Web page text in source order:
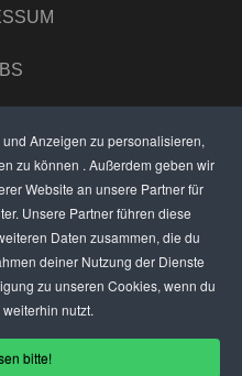
Anzeigen zu personalisieren,
zu können . Außerdem geben wir
Website an unsere Partner für
Unsere Partner führen diese
Daten zusammen, die du
deiner Nutzung der Dienste
zu unseren Cookies, wenn du
nutzt.
bitte!
PREISE
UNS